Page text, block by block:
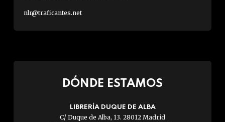
nlr@traficantes.net
DÓNDE ESTAMOS
LIBRERÍA DUQUE DE ALBA
C/ Duque de Alba, 13. 28012 Madrid